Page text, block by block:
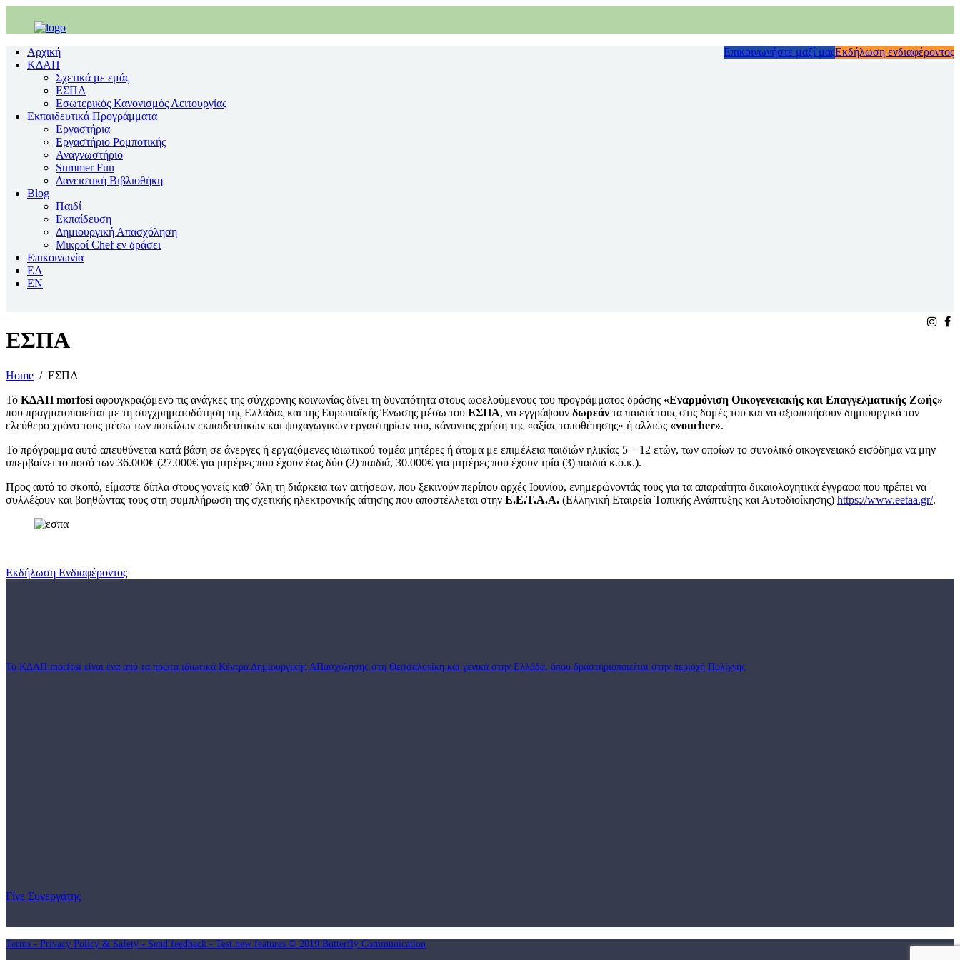
Εκδήλωση ενδιαφέροντος
Επικοινωνήστε μαζί μας
Αρχική
ΚΔΑΠ
Σχετικά με εμάς
ΕΣΠΑ
Εσωτερικός Κανονισμός Λειτουργίας
Εκπαιδευτικά Προγράμματα
Εργαστήρια
Εργαστήριο Ρομποτικής
Αναγνωστήριο
Summer Fun
Δανειστική Βιβλιοθήκη
Blog
Παιδί
Εκπαίδευση
Δημιουργική Απασχόληση
Μικροί Chef εν δράσει
Επικοινωνία
ΕΛ
EΝ
ΕΣΠΑ
Home
ΕΣΠΑ
Το ΚΔΑΠ morfosi αφουγκραζόμενο τις ανάγκες της σύγχρονης κοινωνίας δίνει τη δυνατότητα στους ωφελούμενους του προγράμματος δράσης «Εναρμόνιση Οικογενειακής και Επαγγελματικής Ζωής»
που πραγματοποιείται με τη συγχρηματοδότηση της Ελλάδας και της Ευρωπαϊκής Ένωσης μέσω του ΕΣΠΑ, να εγγράψουν δωρεάν τα παιδιά τους στις δομές του και να αξιοποιήσουν δημιουργικά τον
ελεύθερο χρόνο τους μέσω των ποικίλων εκπαιδευτικών και ψυχαγωγικών εργαστηρίων του, κάνοντας χρήση της «αξίας τοποθέτησης» ή αλλιώς «voucher».
Το πρόγραμμα αυτό απευθύνεται κατά βάση σε άνεργες ή εργαζόμενες ιδιωτικού τομέα μητέρες ή άτομα με επιμέλεια παιδιών ηλικίας 5 – 12 ετών, των οποίων το συνολικό οικογενειακό εισόδημα να μην
υπερβαίνει το ποσό των 36.000€ (27.000€ για μητέρες που έχουν έως δύο (2) παιδιά, 30.000€ για μητέρες που έχουν τρία (3) παιδιά κ.ο.κ.).
Προς αυτό το σκοπό, είμαστε δίπλα στους γονείς καθ’ όλη τη διάρκεια των αιτήσεων, που ξεκινούν περίπου αρχές Ιουνίου, ενημερώνοντάς τους για τα απαραίτητα δικαιολογητικά έγγραφα που πρέπει να
συλλέξουν και βοηθώντας τους στη συμπλήρωση της σχετικής ηλεκτρονικής αίτησης που αποστέλλεται στην Ε.Ε.Τ.Α.Α. (Ελληνική Εταιρεία Τοπικής Ανάπτυξης και Αυτοδιοίκησης) https://www.eetaa.gr/.
Εκδήλωση Ενδιαφέροντος
Το ΚΔΑΠ morfosi είναι ένα από τα πρώτα ιδιωτικά Κέντρα Δημιουργικής ΑΠασχόλησης στη Θεσσαλονίκη και γενικά στην Ελλάδα, όπου δραστηριοποιείται στην περιοχή Πολίχνης
Γίνε Συνεργάτης
Terms - Privacy Policy & Safety - Send feedback - Test new features © 2019 Butterfly Communication